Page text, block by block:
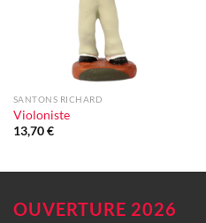
SANTONS RICHARD
Violoniste
13,70€
OUVERTURE 2026